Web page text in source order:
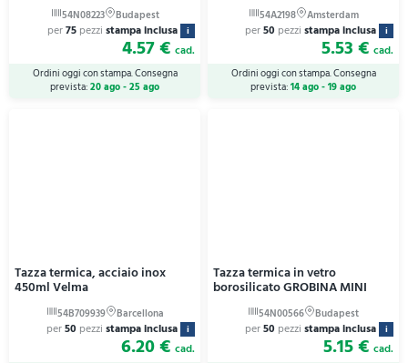
per75 pezzi stampa inclusa i
4.57 € cad.
Ordini oggi con stampa. Consegna
prevista:20 ago - 25 ago
per50 pezzi stampa inclusa i
5.53 € cad.
Ordini oggi con stampa. Consegna
prevista:14 ago - 19 ago
Tazza termica, acciaio inox
450ml Velma
per50 pezzi stampa inclusa i
6.20 € cad.
Tazza termica in vetro
borosilicato GROBINA MINI
per50 pezzi stampa inclusa i
5.15 € cad.